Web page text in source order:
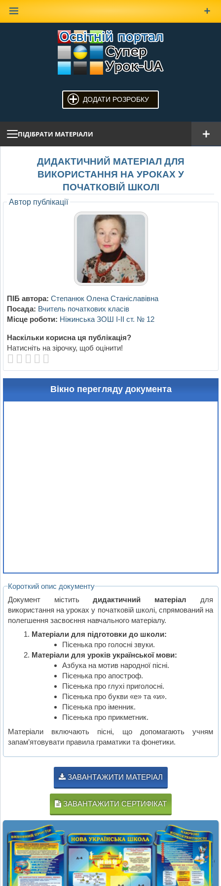
ДОДАТИ РОЗРОБКУ
ПІДІБРАТИ МАТЕРІАЛИ
ДИДАКТИЧНИЙ МАТЕРІАЛ ДЛЯ
ВИКОРИСТАННЯ НА УРОКАХ У
ПОЧАТКОВІЙ ШКОЛІ
Автор публікації
ПІБ автора: Степанюк Олена Станіславівна
Посада: Вчитель початкових класів
Місце роботи: Ніжинська ЗОШ І-ІІ ст. № 12
Наскільки корисна ця публікація?
Натисніть на зірочку, щоб оцінити!
Вікно перегляду документа
Короткий опис документу
Документ міститьдидактичний матеріал для
використання на уроках у початковій школі, спрямований на
полегшення засвоєння навчального матеріалу.
Матеріали для підготовки до школи:
Пісенька про голосні звуки.
Матеріали для уроків української мови:
Азбука на мотив народної пісні.
Пісенька про апостроф.
Пісенька про глухі приголосні.
Пісенька про букви «е» та «и».
Пісенька про іменник.
Пісенька про прикметник.
Матеріали включають пісні, що допомагають учням
запам’ятовувати правила граматики та фонетики.
ЗАВАНТАЖИТИ МАТЕРІАЛ
ЗАВАНТАЖИТИ СЕРТИФІКАТ